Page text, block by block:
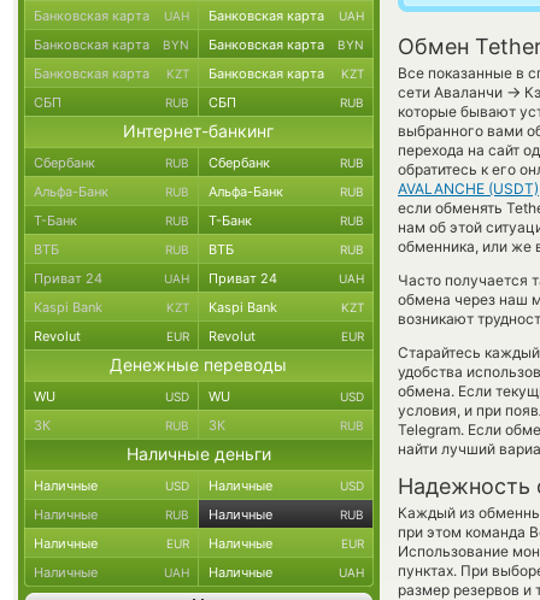
Обмен Tether
Все показанные в
сети Аваланчи →
которые бывают
выбранного вами
перехода на сайт
обратитесь к его
AVALANCHE (USDT)
если обменять
нам об этой
обменника, или же
Часто получается
обмена через наш
возникают
Старайтесь
удобства
обмена. Если
условия, и при
Telegram. Если
найти лучший
Надежность
Каждый из
при этом команда
Использование
пунктах. При
размер резервов и
Банковская карта UAH Банковская карта UAH
Банковская карта BYN Банковская карта BYN
Банковская карта KZT Банковская карта KZT
СБП RUB СБП RUB
Интернет-банкинг
Сбербанк RUB Сбербанк RUB
Альфа-Банк RUB Альфа-Банк RUB
Т-Банк RUB Т-Банк RUB
ВТБ RUB ВТБ RUB
Приват 24 UAH Приват 24 UAH
Kaspi Bank KZT Kaspi Bank KZT
Revolut EUR Revolut EUR
Денежные переводы
WU USD WU USD
ЗК RUB ЗК RUB
Наличные деньги
Наличные USD Наличные USD
Наличные RUB Наличные RUB
Наличные EUR Наличные EUR
Наличные UAH Наличные UAH